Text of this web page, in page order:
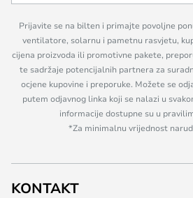
Prijavite se na bilten i primajte povoljne
ventilatore, solarnu i pametnu rasvjetu,
cijena proizvoda ili promotivne pakete,
te sadržaje potencijalnih partnera za
ocjene kupovine i preporuke. Možete se
putem odjavnog linka koji se nalazi u
informacije dostupne su u
*Za minimalnu vrijednost
KONTAKT